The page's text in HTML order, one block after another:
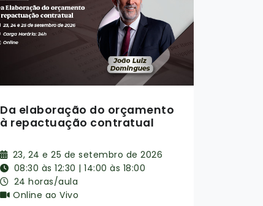
2º Seminário de Gestão e
Fiscalização de Contratos
6, 7, 8 e 9 de outubro de 2026
08:30 às 12:30 | 14:00 às 18:00
24 horas/aula